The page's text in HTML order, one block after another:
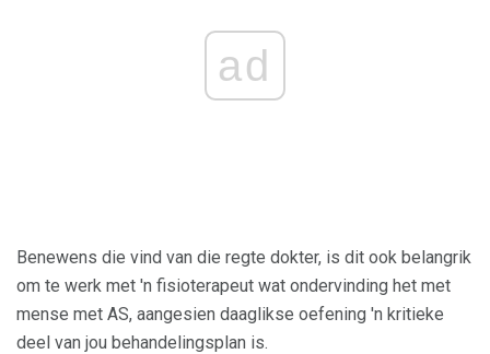
ad
Benewens die vind van die regte dokter, is dit ook belangrik
om te werk met 'n fisioterapeut wat ondervinding het met
mense met AS, aangesien daaglikse oefening 'n kritieke
deel van jou behandelingsplan is.